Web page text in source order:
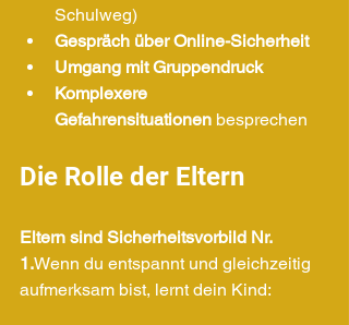
Schulweg)
Gespräch über Online-Sicherheit
Umgang mit Gruppendruck
Komplexere
Gefahrensituationen besprechen
Die Rolle der Eltern
Eltern sind Sicherheitsvorbild Nr.
1.Wenn du entspannt und gleichzeitig
aufmerksam bist, lernt dein Kind: